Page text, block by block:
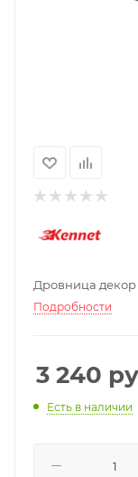
Дровница декор
Подробности
3 240
Есть в наличии